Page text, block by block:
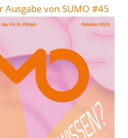
Ausgabe von SUMO #45